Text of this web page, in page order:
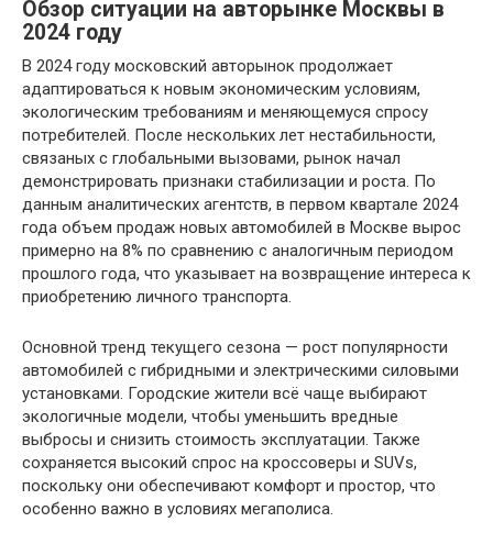
Обзор ситуации на авторынке Москвы в
2024 году
В 2024 году московский авторынок продолжает
адаптироваться к новым экономическим условиям,
экологическим требованиям и меняющемуся спросу
потребителей. После нескольких лет нестабильности,
связаных с глобальными вызовами, рынок начал
демонстрировать признаки стабилизации и роста. По
данным аналитических агентств, в первом квартале 2024
года объем продаж новых автомобилей в Москве вырос
примерно на 8% по сравнению с аналогичным периодом
прошлого года, что указывает на возвращение интереса к
приобретению личного транспорта.
Основной тренд текущего сезона — рост популярности
автомобилей с гибридными и электрическими силовыми
установками. Городские жители всё чаще выбирают
экологичные модели, чтобы уменьшить вредные
выбросы и снизить стоимость эксплуатации. Также
сохраняется высокий спрос на кроссоверы и SUVs,
поскольку они обеспечивают комфорт и простор, что
особенно важно в условиях мегаполиса.